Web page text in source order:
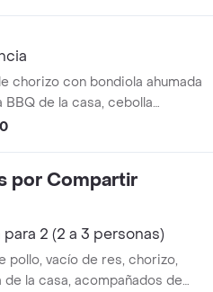
chorizo con bondiola ahumada
BBQ de la casa, cebolla
ripio de papa, mayonesa
por Compartir
para 2 (2 a 3 personas)
pollo, vacío de res, chorizo,
de la casa, acompañados de